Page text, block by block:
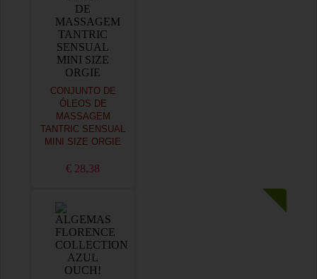
CONJUNTO DE
ÓLEOS DE
MASSAGEM
TANTRIC SENSUAL
MINI SIZE ORGIE
€ 28,38